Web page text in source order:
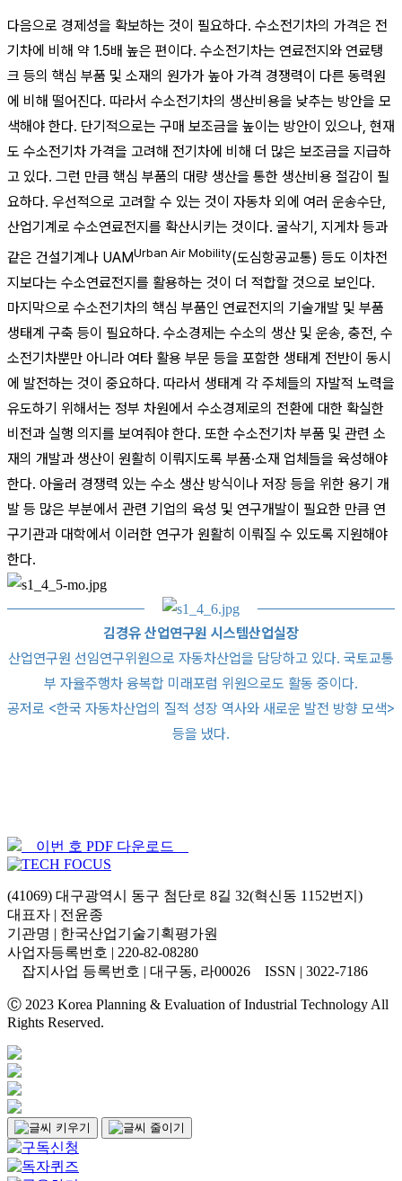
다음으로 경제성을 확보하는 것이 필요하다. 수소전기차의 가격은 전
기차에 비해 약 1.5배 높은 편이다. 수소전기차는 연료전지와 연료탱
크 등의 핵심 부품 및 소재의 원가가 높아 가격 경쟁력이 다른 동력원
에 비해 떨어진다. 따라서 수소전기차의 생산비용을 낮추는 방안을 모
색해야 한다. 단기적으로는 구매 보조금을 높이는 방안이 있으나, 현재
도 수소전기차 가격을 고려해 전기차에 비해 더 많은 보조금을 지급하
고 있다. 그런 만큼 핵심 부품의 대량 생산을 통한 생산비용 절감이 필
요하다. 우선적으로 고려할 수 있는 것이 자동차 외에 여러 운송수단,
산업기계로 수소연료전지를 확산시키는 것이다. 굴삭기, 지게차 등과
같은 건설기계나 UAMUrban Air Mobility(도심항공교통) 등도 이차전
지보다는 수소연료전지를 활용하는 것이 더 적합할 것으로 보인다.
마지막으로 수소전기차의 핵심 부품인 연료전지의 기술개발 및 부품
생태계 구축 등이 필요하다. 수소경제는 수소의 생산 및 운송, 충전, 수
소전기차뿐만 아니라 여타 활용 부문 등을 포함한 생태계 전반이 동시
에 발전하는 것이 중요하다. 따라서 생태계 각 주체들의 자발적 노력을
유도하기 위해서는 정부 차원에서 수소경제로의 전환에 대한 확실한
비전과 실행 의지를 보여줘야 한다. 또한 수소전기차 부품 및 관련 소
재의 개발과 생산이 원활히 이뤄지도록 부품·소재 업체들을 육성해야
한다. 아울러 경쟁력 있는 수소 생산 방식이나 저장 등을 위한 용기 개
발 등 많은 부분에서 관련 기업의 육성 및 연구개발이 필요한 만큼 연
구기관과 대학에서 이러한 연구가 원활히 이뤄질 수 있도록 지원해야
한다.
김경유 산업연구원 시스템산업실장
산업연구원 선임연구위원으로 자동차산업을 담당하고 있다. 국토교통
부 자율주행차 융복합 미래포럼 위원으로도 활동 중이다.
공저로 <한국 자동차산업의 질적 성장 역사와 새로운 발전 방향 모색>
등을 냈다.
이번 호 PDF 다운로드
(41069) 대구광역시 동구 첨단로 8길 32(혁신동 1152번지)
대표자 | 전윤종
기관명 | 한국산업기술기획평가원
사업자등록번호 | 220-82-08280
잡지사업 등록번호 | 대구동, 라00026 ISSN | 3022-7186
Ⓒ 2023 Korea Planning & Evaluation of Industrial Technology All
Rights Reserved.